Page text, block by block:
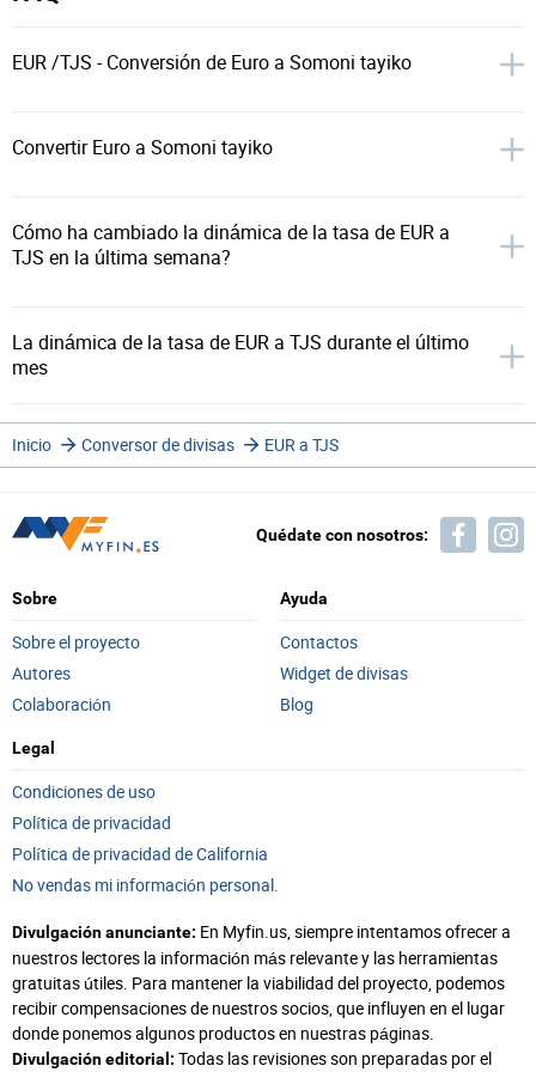
EUR /TJS - Conversión de Euro a Somoni tayiko
Convertir Euro a Somoni tayiko
Cómo ha cambiado la dinámica de la tasa de EUR a
TJS en la última semana?
La dinámica de la tasa de EUR a TJS durante el último
mes
Inicio Conversor de divisas EUR a TJS
Quédate con nosotros:
Sobre
Sobre el proyecto
Autores
Colaboración
Ayuda
Contactos
Widget de divisas
Blog
Legal
Condiciones de uso
Política de privacidad
Política de privacidad de California
No vendas mi información personal.
Divulgación anunciante: En Myfin.us, siempre intentamos ofrecer a
nuestros lectores la información más relevante y las herramientas
gratuitas útiles. Para mantener la viabilidad del proyecto, podemos
recibir compensaciones de nuestros socios, que influyen en el lugar
donde ponemos algunos productos en nuestras páginas.
Divulgación editorial: Todas las revisiones son preparadas por el